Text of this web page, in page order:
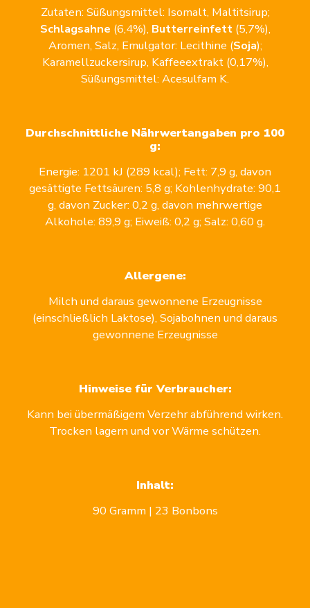
Zutaten: Süßungsmittel: Isomalt, Maltitsirup;
Schlagsahne (6,4%), Butterreinfett (5,7%),
Aromen, Salz, Emulgator: Lecithine (Soja);
Karamellzuckersirup, Kaffeeextrakt (0,17%),
Süßungsmittel: Acesulfam K.
Durchschnittliche Nährwertangaben pro 100
g:
Energie: 1201 kJ (289 kcal); Fett: 7,9 g, davon
gesättigte Fettsäuren: 5,8 g; Kohlenhydrate: 90,1
g, davon Zucker: 0,2 g, davon mehrwertige
Alkohole: 89,9 g; Eiweiß: 0,2 g; Salz: 0,60 g.
Allergene:
Milch und daraus gewonnene Erzeugnisse
(einschließlich Laktose), Sojabohnen und daraus
gewonnene Erzeugnisse
Hinweise für Verbraucher:
Kann bei übermäßigem Verzehr abführend wirken.
Trocken lagern und vor Wärme schützen.
Inhalt:
90 Gramm | 23 Bonbons